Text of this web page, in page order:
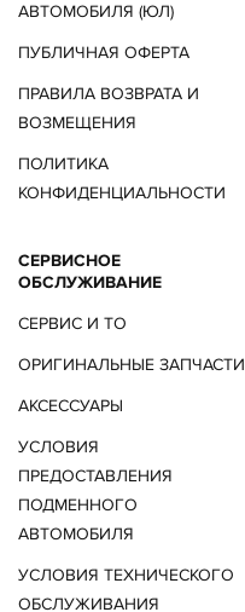
АВТОМОБИЛЯ (ЮЛ)
ПУБЛИЧНАЯ ОФЕРТА
ПРАВИЛА ВОЗВРАТА И
ВОЗМЕЩЕНИЯ
ПОЛИТИКА
КОНФИДЕНЦИАЛЬНОСТИ
СЕРВИСНОЕ
ОБСЛУЖИВАНИЕ
СЕРВИС И ТО
ОРИГИНАЛЬНЫЕ ЗАПЧАСТИ
АКСЕССУАРЫ
УСЛОВИЯ
ПРЕДОСТАВЛЕНИЯ
ПОДМЕННОГО
АВТОМОБИЛЯ
УСЛОВИЯ ТЕХНИЧЕСКОГО
ОБСЛУЖИВАНИЯ